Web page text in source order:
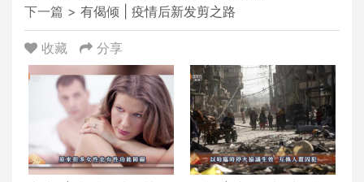
下一篇 > 有偈倾 | 疫情后新发剪之路
收藏 分享